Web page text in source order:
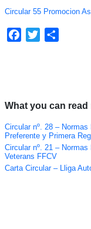
Circular 55 Promocion
Facebook
Twitter
What you can read
Circular nº. 28 –
Preferente y Primera
Circular nº. 21 –
Veterans FFCV
Carta Circular – Lliga